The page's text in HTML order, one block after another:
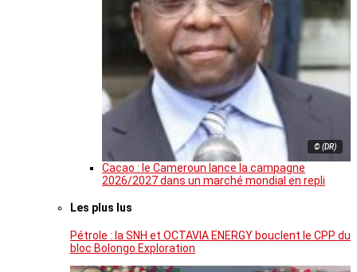
© (DR)
Cacao : le Cameroun lance la campagne
2026/2027 dans un marché mondial en repli
Les plus lus
Pétrole : la SNH et OCTAVIA ENERGY bouclent le CPP du
bloc Bolongo Exploration